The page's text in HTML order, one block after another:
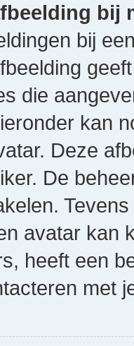
bij
bij
die
kan
Deze
De
avatar kan
heeft een
met